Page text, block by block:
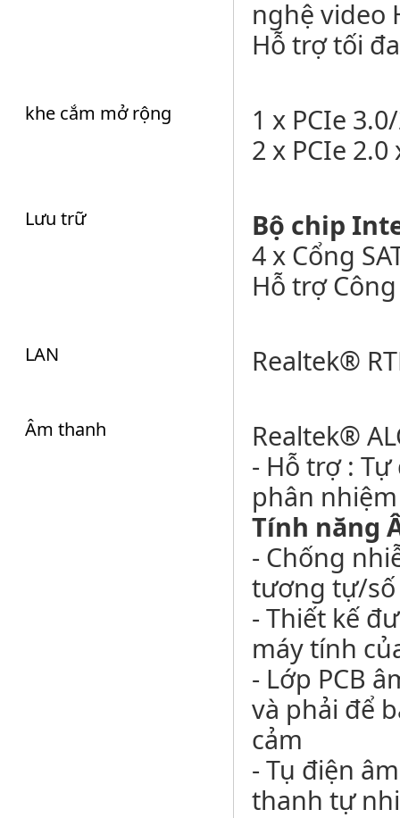
nghệ video
Hỗ trợ tối
khe cắm mở rộng
1 x PCIe
2 x PCIe 2.0
Lưu trữ
Bộ chip
4 x Cổng
Hỗ trợ
LAN Realtek®
Âm thanh
Realtek®
- Hỗ trợ :
phân
Tính năng
- Chống
tương tự/số
- Thiết kế
máy tính
- Lớp PCB
và phải để
cảm
- Tụ điện
thanh tự